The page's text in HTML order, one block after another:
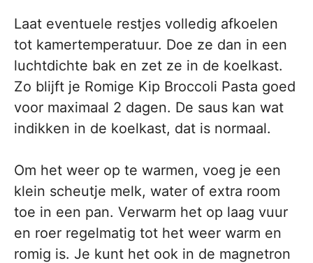
Laat eventuele restjes volledig afkoelen
tot kamertemperatuur. Doe ze dan in een
luchtdichte bak en zet ze in de koelkast.
Zo blijft je Romige Kip Broccoli Pasta goed
voor maximaal 2 dagen. De saus kan wat
indikken in de koelkast, dat is normaal.
Om het weer op te warmen, voeg je een
klein scheutje melk, water of extra room
toe in een pan. Verwarm het op laag vuur
en roer regelmatig tot het weer warm en
romig is. Je kunt het ook in de magnetron